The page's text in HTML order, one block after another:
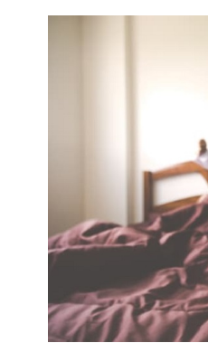
Tham gia nhóm